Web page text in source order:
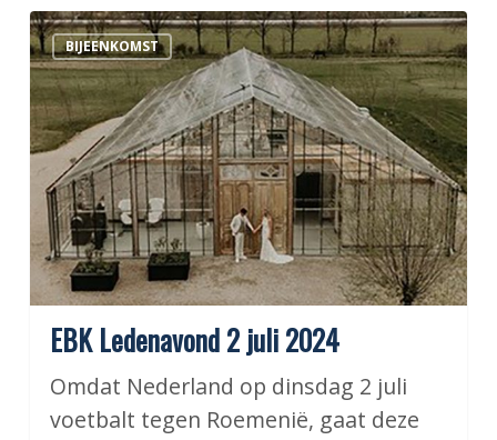
EBK
Ledenavond
2
juli
2024
BIJEENKOMST
EBK Ledenavond 2 juli 2024
Omdat Nederland op dinsdag 2 juli
voetbalt tegen Roemenië, gaat deze